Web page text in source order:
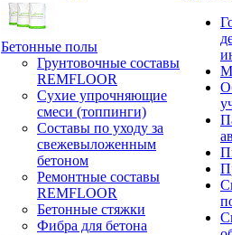
Бетонные полы
Грунтовочные составы
REMFLOOR
Сухие упрочняющие
смеси (топпинги)
Составы по уходу за
свежевыложенным
бетоном
Ремонтные составы
REMFLOOR
Бетонные стяжки
Фибра для бетона